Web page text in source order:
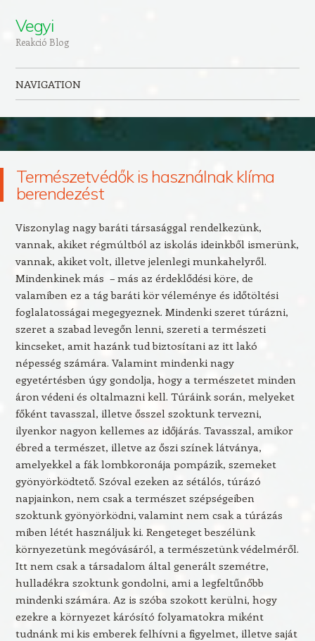
Vegyi
Reakció Blog
NAVIGATION
Természetvédők is használnak klíma
berendezést
Viszonylag nagy baráti társasággal rendelkezünk,
vannak, akiket régmúltból az iskolás ideinkből ismerünk,
vannak, akiket volt, illetve jelenlegi munkahelyről.
Mindenkinek más – más az érdeklődési köre, de
valamiben ez a tág baráti kör véleménye és időtöltési
foglalatosságai megegyeznek. Mindenki szeret túrázni,
szeret a szabad levegőn lenni, szereti a természeti
kincseket, amit hazánk tud biztosítani az itt lakó
népesség számára. Valamint mindenki nagy
egyetértésben úgy gondolja, hogy a természetet minden
áron védeni és oltalmazni kell. Túráink során, melyeket
főként tavasszal, illetve ősszel szoktunk tervezni,
ilyenkor nagyon kellemes az időjárás. Tavasszal, amikor
ébred a természet, illetve az őszi színek látványa,
amelyekkel a fák lombkoronája pompázik, szemeket
gyönyörködtető. Szóval ezeken az sétálós, túrázó
napjainkon, nem csak a természet szépségeiben
szoktunk gyönyörködni, valamint nem csak a túrázás
miben létét használjuk ki. Rengeteget beszélünk
környezetünk megóvásáról, a természetünk védelméről.
Itt nem csak a társadalom által generált szemétre,
hulladékra szoktunk gondolni, ami a legfeltűnőbb
mindenki számára. Az is szóba szokott kerülni, hogy
ezekre a környezet kárósító folyamatokra miként
tudnánk mi kis emberek felhívni a figyelmet, illetve saját